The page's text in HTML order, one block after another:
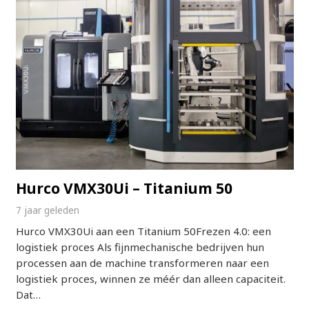
Hurco VMX30Ui – Titanium 50
7 jaar geleden
Hurco VMX30Ui aan een Titanium 50Frezen 4.0: een
logistiek proces Als fijnmechanische bedrijven hun
processen aan de machine transformeren naar een
logistiek proces, winnen ze méér dan alleen capaciteit.
Dat…